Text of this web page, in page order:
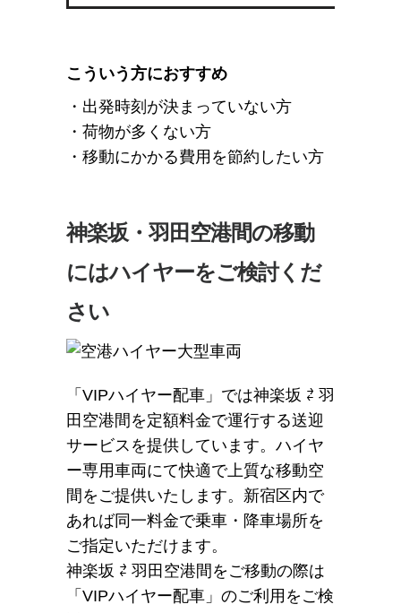
こういう方におすすめ
・出発時刻が決まっていない方
・荷物が多くない方
・移動にかかる費用を節約したい方
神楽坂・羽田空港間の移動
にはハイヤーをご検討くだ
さい
「VIPハイヤー配車」では神楽坂 ⇄ 羽
田空港間を定額料金で運行する送迎
サービスを提供しています。ハイヤ
ー専用車両にて快適で上質な移動空
間をご提供いたします。新宿区内で
あれば同一料金で乗車・降車場所を
ご指定いただけます。
神楽坂 ⇄ 羽田空港間をご移動の際は
「VIPハイヤー配車」のご利用をご検